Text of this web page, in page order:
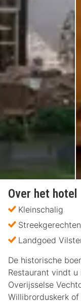
Over het hotel
Kleinschalig
Streekgerechten
Landgoed
De historische
Restaurant vindt
Overijsselse
Willibrorduskerk